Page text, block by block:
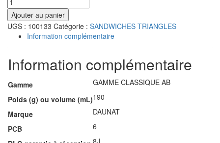
Ajouter au panier
UGS : 100133 Catégorie : SANDWICHES TRIANGLES
Information complémentaire
Information complémentaire
Gamme
GAMME CLASSIQUE AB
Poids (g) ou volume (mL)190
Marque
DAUNAT
PCB
6
8J